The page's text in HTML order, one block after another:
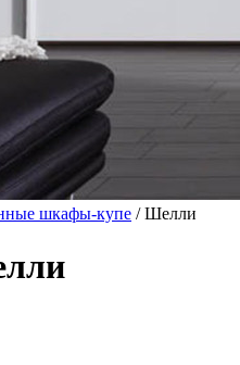
шкафы-купе / Шелли